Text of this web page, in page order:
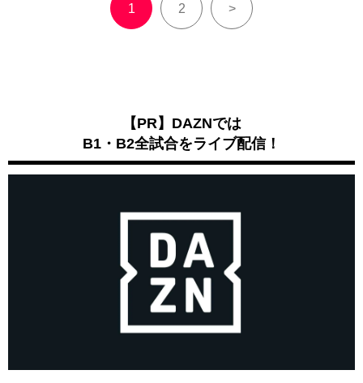
1 2 >
【PR】DAZNでは
B1・B2全試合をライブ配信！